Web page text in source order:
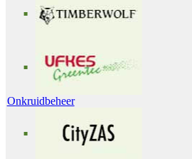
Onkruidbeheer